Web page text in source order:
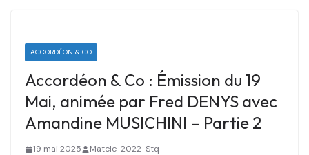
ACCORDÉON & CO
Accordéon & Co : Émission du 19
Mai, animée par Fred DENYS avec
Amandine MUSICHINI – Partie 2
19 mai 2025 Matele-2022-Stq